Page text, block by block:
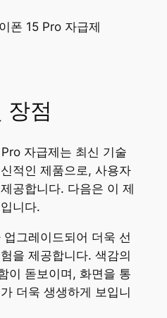
폰 15 Pro 자급제
장점
자급제는 최신 기술
적인 제품으로, 사용자
공합니다. 다음은 이 제
니다.
그레이드되어 더욱 선
을 제공합니다. 색감의
이 돋보이며, 화면을 통
더욱 생생하게 보입니